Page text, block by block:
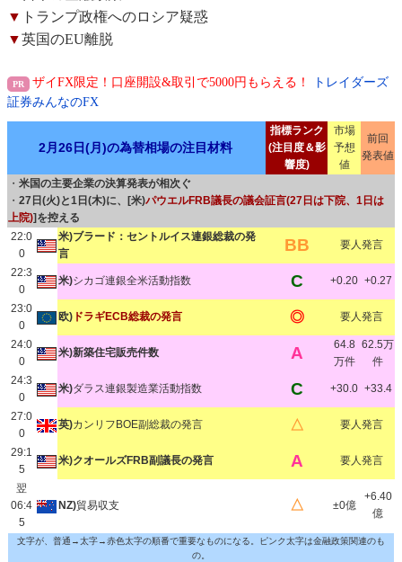
▼ トランプ政権へのロシア疑惑
▼英国のEU離脱
ザイFX限定！口座開設&取引で5000円もらえる！
トレイダーズ
証券みんなのFX
2月26日(月)の為替相場の注目材料
指標ランク
(注目度＆影
響度)
市場
予想
値
前回
発表値
・ 米国の主要企業の決算発表が相次ぐ
・ 27日(火)と1日(木)に、[米)パウエルFRB議長の議会証言(27日は下院、1日は
上院)]を控える
22:0
0
米)ブラード：セントルイス連銀総裁の発
言
BB 要人発言
22:3
0
米)シカゴ連銀全米活動指数 C +0.20 +0.27
23:0
0
欧) ドラギECB総裁の発言 ◎ 要人発言
24:0
0
米)新築住宅販売件数 A
64.8
万件
62.5万
件
24:3
0
米)ダラス連銀製造業活動指数 C +30.0 +33.4
27:0
0
英)カンリフBOE副総裁の発言 △ 要人発言
29:1
5
米)クオールズFRB副議長の発言 A 要人発言
翌
06:4
5
NZ)貿易収支 △ ±0億
+6.40
億
文字が、普通→太字→赤色太字の順番で重要なものになる。ピンク太字は金融政策関連のも
の。